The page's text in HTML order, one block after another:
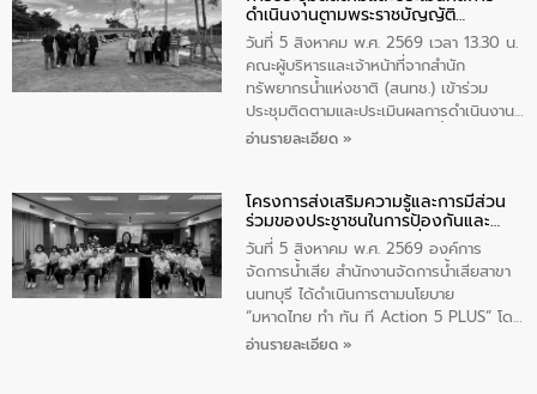
ดำเนินงานตามพระราชบัญญัติ
ทรัพยากรน้ำ พ.ศ. 2561 ประจำ
ปีงบประมาณ พ.ศ. 2569
วันที่ 5 สิงหาคม พ.ศ. 2569 เวลา 13.30 น.
คณะผู้บริหารและเจ้าหน้าที่จากสำนัก
ทรัพยากรน้ำแห่งชาติ (สนทช.) เข้าร่วม
ประชุมติดตามและประเมินผลการดำเนินงาน
ตามพระราชบัญญัติทรัพยากรน้ำ พ.ศ. 2561
วัดสิงห์ จังหวัดชัยนาท โดยมีนายแสงชัย
สุขชื่น นายกเทศมนตรีตำบลวัดสิงห์ คณะผู้
บริหารเทศบาลตำบลวัดสิงห์ ผู้นำชุมชน และ
ประชาชนในพื้นที่เทศบาลตำบลวัดสิงก์ที่มี
ส่วนได้ส่วนเสียในโครงก่อสร้างศูนย์บริหาร
จัดการคุณภาพน้ำเทศบาลตำบลวัดสิงห์
จังหวัดชัยนาท ให้การต้อนรับ
อ่านรายละเอียด »
โครงการส่งเสริมความรู้และการมีส่วน
ร่วมของประชาชนในการป้องกันและ
แก้ไขปัญหาน้ำเสียอย่างยั่งยืน
วันที่ 5 สิงหาคม พ.ศ. 2569 องค์การ
จัดการน้ำเสีย สำนักงานจัดการน้ำเสียสาขา
นนทบุรี ได้ดำเนินการตามนโยบาย
“มหาดไทย ทำ ทัน ที Action 5 PLUS” โดย
จัดโครงการส่งเสริมความรู้และการมีส่วน
อ่านรายละเอียด »